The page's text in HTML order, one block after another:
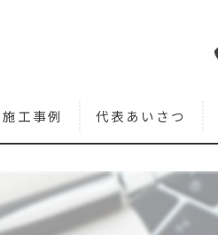
施工事例 代表あいさつ